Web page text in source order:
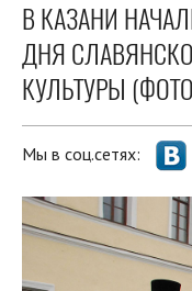
В КАЗАНИ
ДНЯ
КУЛЬТУРЫ
Мы в соц.сетях: